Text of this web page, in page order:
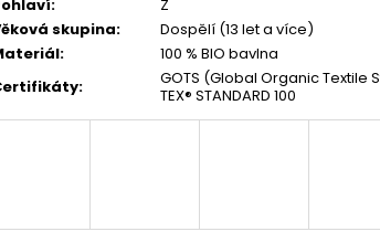
:
Ž
skupina:
Dospělí (13 let a více)
:
100 % BIO bavlna
:
GOTS (Global Organic Textile
TEX® STANDARD 100